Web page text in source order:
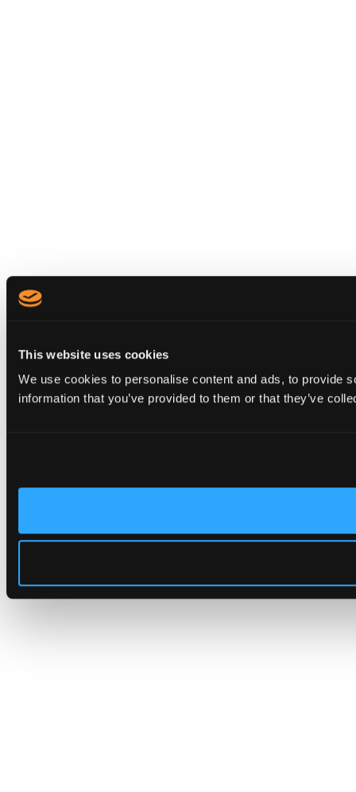
This website uses cookies
We use cookies to personalise content and ads, to provide
information that you’ve provided to them or that they’ve